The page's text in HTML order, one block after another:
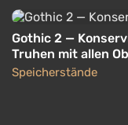
Gothic 2 —
Truhen mit allen
Speicherstände